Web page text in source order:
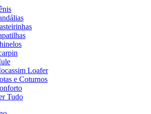
Loafer
e Coturnos
Tudo